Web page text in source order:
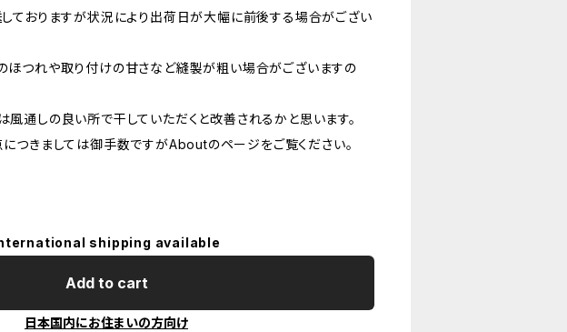
ておりますが状況により出荷日が大幅に前後する場合がござい
ほつれや取り付けの甘さなど縫製が粗い場合がございますの
通しの良い所で干していただくと改善されるかと思います。
つきましては御手数ですがAboutのページをご覧ください。
shipping available
Add to cart
日本国内にお住まいの方向け